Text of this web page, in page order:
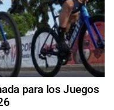
para los Juegos